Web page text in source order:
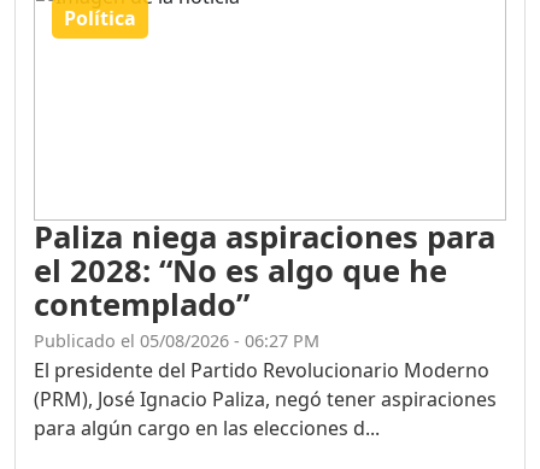
Política
Paliza niega aspiraciones para
el 2028: “No es algo que he
contemplado”
Publicado el 05/08/2026 - 06:27 PM
El presidente del Partido Revolucionario Moderno
(PRM), José Ignacio Paliza, negó tener aspiraciones
para algún cargo en las elecciones d...